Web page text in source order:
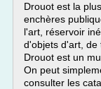
Drouot est la
enchères
l'art, réservoir
d'objets d'art, de
Drouot est un
On peut
consulter les